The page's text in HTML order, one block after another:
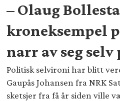
– Olaug
kroneksempel
narr av seg
Politisk selvironi har blitt
Gaupås Johansen fra NRK
sketsjer fra få år siden ville